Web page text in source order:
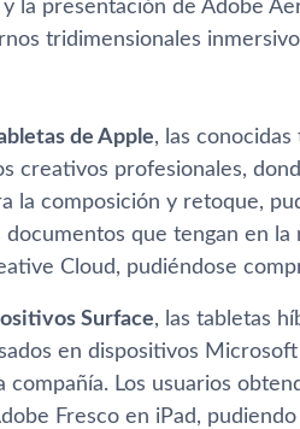
la presentación de Adobe
tridimensionales
de Apple, las
creativos profesionales,
la composición y retoque,
que tengan en la
Cloud, pudiéndose
Surface, las tabletas
en dispositivos
Los usuarios
Fresco en iPad,